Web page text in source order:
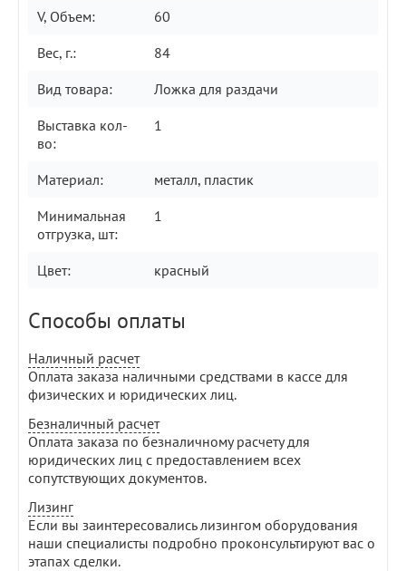
V, Объем:
60
Вес, г.:
84
Вид товара:
Ложка для раздачи
Выставка кол-
во:
1
Материал:
металл, пластик
Минимальная
отгрузка, шт:
1
Цвет: красный
Способы оплаты
Наличный расчет
Оплата заказа наличными средствами в кассе для
физических и юридических лиц.
Безналичный расчет
Оплата заказа по безналичному расчету для
юридических лиц с предоставлением всех
сопутствующих документов.
Лизинг
Если вы заинтересовались лизингом оборудования
наши специалисты подробно проконсультируют вас о
этапах сделки.